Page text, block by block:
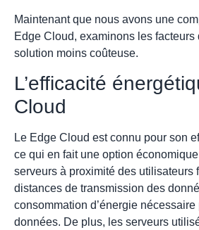
Maintenant que nous avons une
Edge Cloud, examinons les facteurs
solution moins coûteuse.
L’efficacité
Cloud
Le Edge Cloud est connu pour son
ce qui en fait une option
serveurs à proximité des utilisateurs
distances de transmission des
consommation d’énergie
données. De plus, les serveurs